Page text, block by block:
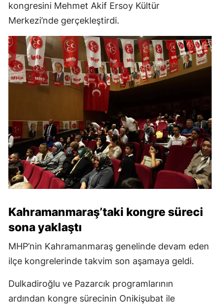
kongresini Mehmet Akif Ersoy Kültür
Merkezi’nde gerçekleştirdi.
Kahramanmaraş’taki kongre süreci
sona yaklaştı
MHP’nin Kahramanmaraş genelinde devam eden
ilçe kongrelerinde takvim son aşamaya geldi.
Dulkadiroğlu ve Pazarcık programlarının
ardından kongre sürecinin Onikişubat ile